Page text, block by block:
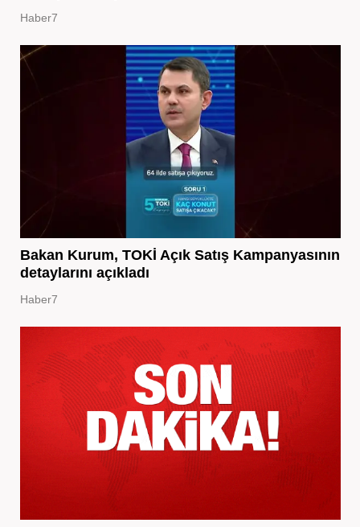
Haber7
Bakan Kurum, TOKİ Açık Satış Kampanyasının
detaylarını açıkladı
Haber7